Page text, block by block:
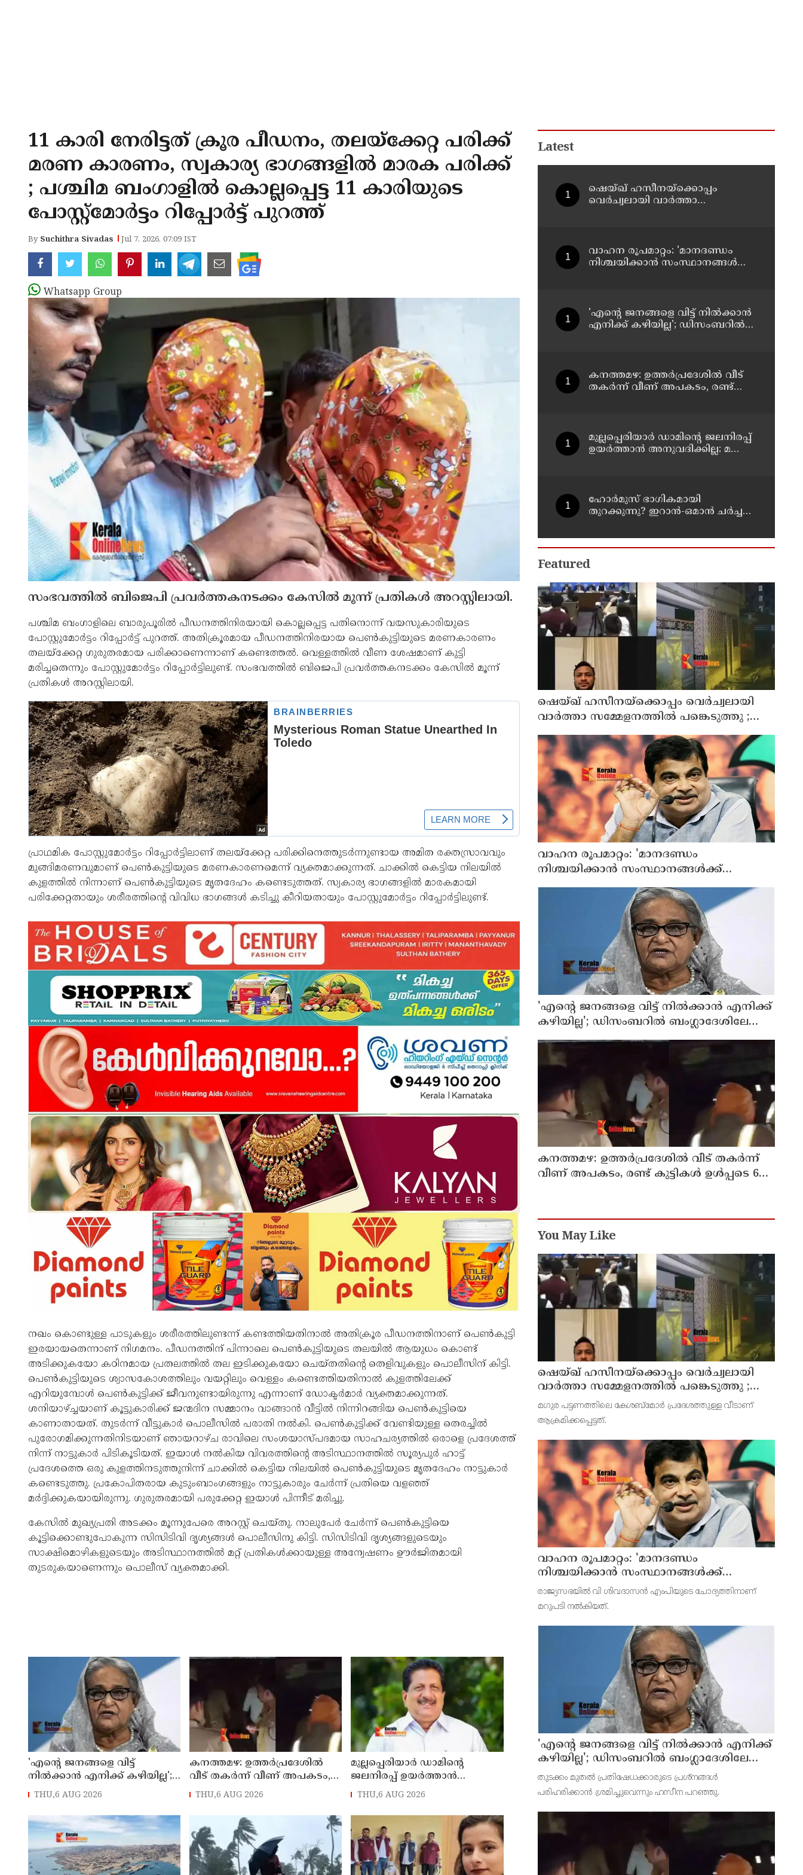
11 കാരി നേരിട്ടത് ക്രൂര പീഡനം, തലയ്‌ക്കേറ്റ പരിക്ക്
മരണ കാരണം, സ്വകാര്യ ഭാഗങ്ങളില്‍ മാരക പരിക്ക്
; പശ്ചിമ ബംഗാളില്‍ കൊല്ലപ്പെട്ട 11 കാരിയുടെ
പോസ്റ്റ്‌മോര്‍ട്ടം റിപ്പോര്‍ട്ട് പുറത്ത്
By Suchithra Sivadas Jul 7, 2026, 07:09 IST
Whatsapp Group
സംഭവത്തില്‍ ബിജെപി പ്രവര്‍ത്തകനടക്കം കേസില്‍ മൂന്ന് പ്രതികള്‍ അറസ്റ്റിലായി.
പശ്ചിമ ബംഗാളിലെ ബാരുപൂരില്‍ പീഡനത്തിനിരയായി കൊല്ലപ്പെട്ട പതിനൊന്ന് വയസുകാരിയുടെ
പോസ്റ്റുമോര്‍ട്ടം റിപ്പോര്‍ട്ട് പുറത്ത്. അതിക്രൂരമായ പീഡനത്തിനിരയായ പെണ്‍കുട്ടിയുടെ മരണകാരണം
തലയ്‌ക്കേറ്റ ഗുരുതരമായ പരിക്കാണെന്നാണ് കണ്ടെത്തല്‍. വെള്ളത്തില്‍ വീണ ശേഷമാണ് കുട്ടി
മരിച്ചതെന്നും പോസ്റ്റുമോര്‍ട്ടം റിപ്പോര്‍ട്ടിലുണ്ട്. സംഭവത്തില്‍ ബിജെപി പ്രവര്‍ത്തകനടക്കം കേസില്‍ മൂന്ന്
പ്രതികള്‍ അറസ്റ്റിലായി.
പ്രാഥമിക പോസ്റ്റുമോര്‍ട്ടം റിപ്പോര്‍ട്ടിലാണ് തലയ്‌ക്കേറ്റ പരിക്കിനെത്തുടര്‍ന്നുണ്ടായ അമിത രക്തസ്രാവവും
മുങ്ങിമരണവുമാണ് പെണ്‍കുട്ടിയുടെ മരണകാരണമെന്ന് വ്യക്തമാക്കുന്നത്. ചാക്കില്‍ കെട്ടിയ നിലയില്‍
കുളത്തില്‍ നിന്നാണ് പെണ്‍കുട്ടിയുടെ മൃതദേഹം കണ്ടെടുത്തത്. സ്വകാര്യ ഭാഗങ്ങളില്‍ മാരകമായി
പരിക്കേറ്റതായും ശരീരത്തിന്റെ വിവിധ ഭാഗങ്ങള്‍ കടിച്ചു കീറിയതായും പോസ്റ്റുമോര്‍ട്ടം റിപ്പോര്‍ട്ടിലുണ്ട്.
നഖം കൊണ്ടുള്ള പാടുകളും ശരീരത്തിലുണ്ടന്ന് കണ്ടത്തിയതിനാല്‍ അതിക്രൂര പീഡനത്തിനാണ് പെണ്‍കുട്ടി
ഇരയായതെന്നാണ് നിഗമനം. പീഡനത്തിന് പിന്നാലെ പെണ്‍കുട്ടിയുടെ തലയില്‍ ആയുധം കൊണ്ട്
അടിക്കുകയോ കഠിനമായ പ്രതലത്തില്‍ തല ഇടിക്കുകയോ ചെയ്തതിന്റെ തെളിവുകളും പൊലീസിന് കിട്ടി.
പെണ്‍കുട്ടിയുടെ ശ്വാസകോശത്തിലും വയറ്റിലും വെള്ളം കണ്ടെത്തിയതിനാല്‍ കുളത്തിലേക്ക്
എറിയുമ്പോള്‍ പെണ്‍കുട്ടിക്ക് ജീവനുണ്ടായിരുന്നു എന്നാണ് ഡോക്ടര്‍മാര്‍ വ്യക്തമാക്കുന്നത്.
ശനിയാഴ്ച്ചയാണ് കൂട്ടുകാരിക്ക് ജന്മദിന സമ്മാനം വാങ്ങാന്‍ വീട്ടില്‍ നിന്നിറങ്ങിയ പെണ്‍കുട്ടിയെ
കാണാതായത്. തുടര്‍ന്ന് വീട്ടുകാര്‍ പൊലീസില്‍ പരാതി നല്‍കി. പെണ്‍കുട്ടിക്ക് വേണ്ടിയുള്ള തെരച്ചില്‍
പുരോഗമിക്കുന്നതിനിടയാണ് ഞായറാഴ്ച രാവിലെ സംശയാസ്പദമായ സാഹചര്യത്തില്‍ ഒരാളെ പ്രദേശത്ത്
നിന്ന് നാട്ടുകാര്‍ പിടികൂടിയത്. ഇയാള്‍ നല്‍കിയ വിവരത്തിന്റെ അടിസ്ഥാനത്തില്‍ സൂര്യപുര്‍ ഹാട്ട്
പ്രദേശത്തെ ഒരു കുളത്തിനടുത്തുനിന്ന് ചാക്കില്‍ കെട്ടിയ നിലയില്‍ പെണ്‍കുട്ടിയുടെ മൃതദേഹം നാട്ടുകാര്‍
കണ്ടെടുത്തു. പ്രകോപിതരായ കുടുംബാംഗങ്ങളും നാട്ടുകാരും ചേര്‍ന്ന് പ്രതിയെ വളഞ്ഞ്
മര്‍ദ്ദിക്കുകയായിരുന്നു. ഗുരുതരമായി പരുക്കേറ്റ ഇയാള്‍ പിന്നീട് മരിച്ചു.
കേസില്‍ മുഖ്യപ്രതി അടക്കം മൂന്നുപേരെ അറസ്റ്റ് ചെയ്തു. നാലുപേര്‍ ചേര്‍ന്ന് പെണ്‍കുട്ടിയെ
കൂട്ടിക്കൊണ്ടുപോകുന്ന സിസിടിവി ദൃശ്യങ്ങള്‍ പൊലീസിനു കിട്ടി. സിസിടിവി ദൃശ്യങ്ങളുടെയും
സാക്ഷിമൊഴികളുടെയും അടിസ്ഥാനത്തില്‍ മറ്റ് പ്രതികള്‍ക്കായുള്ള അന്വേഷണം ഊര്‍ജിതമായി
തുടരുകയാണെന്നും പൊലീസ് വ്യക്തമാക്കി.
'എന്റെ ജനങ്ങളെ വിട്ട്
നില്‍ക്കാന്‍ എനിക്ക് കഴിയില്ല';
ഡിസംബറില്‍
ഷെയ്ഖ് ഹസീന
THU,6 AUG 2026
കനത്തമഴ: ഉത്തര്‍പ്രദേശില്‍
വീട് തകര്‍ന്ന് വീണ് അപകടം,
രണ്ട് കുട്ടികള്‍ ഉള്‍പ്പടെ 6
THU,6 AUG 2026
മുല്ലപ്പെരിയാര്‍ ഡാമിന്റെ
ജലനിരപ്പ് ഉയര്‍ത്താന്‍
അനുവദിക്കില്ല: മന്ത്രി മോന്‍സ്
THU,6 AUG 2026
Latest
ഷെയ്ഖ് ഹസീനയ്ക്കൊപ്പം
വെര്‍ച്വലായി വാര്‍ത്താ
എംപിയുമായിരുന്ന ഷാക്കിബ്
അല്‍ ഹസന്റെ വീടിന് നേരെ
വാഹന രൂപമാറ്റം: 'മാനദണ്ഡം
നിശ്ചയിക്കാന്‍ സംസ്ഥാനങ്ങള്‍ക്ക്
'എന്റെ ജനങ്ങളെ വിട്ട് നില്‍ക്കാന്‍
എനിക്ക് കഴിയില്ല'; ഡിസംബറില്‍
കനത്തമഴ: ഉത്തര്‍പ്രദേശില്‍ വീട്
തകര്‍ന്ന് വീണ് അപകടം, രണ്ട്
മുല്ലപ്പെരിയാര്‍ ഡാമിന്റെ ജലനിരപ്പ്
ഉയര്‍ത്താന്‍ അനുവദിക്കില്ല: മന്ത്രി
ഹോര്‍മുസ് ഭാഗികമായി
തുറക്കുന്നു? ഇറാന്‍-ഒമാന്‍ ചര്‍ച്ച
Featured
ഷെയ്ഖ് ഹസീനയ്ക്കൊപ്പം വെര്‍ച്വലായി
വാര്‍ത്താ സമ്മേളനത്തില്‍ പങ്കെടുത്തു ;
ബംഗ്ലാദേശ് ക്രിക്കറ്റ് ടീം മുന്‍ ക്യാപ്റ്റനും
അവാമി ലീഗ് എംപിയുമായിരുന്ന ഷാക്കിബ്
അല്‍ ഹസന്റെ വീടിന് നേരെ പെട്രോള്‍
ബോംബേറ്
വാഹന രൂപമാറ്റം: 'മാനദണ്ഡം
നിശ്ചയിക്കാന്‍ സംസ്ഥാനങ്ങള്‍ക്ക്
അധികാരമില്ല', കര്‍ശന വ്യവസ്ഥകളുണ്ടെന്ന്
'എന്റെ ജനങ്ങളെ വിട്ട് നില്‍ക്കാന്‍ എനിക്ക്
കഴിയില്ല'; ഡിസംബറില്‍ ബംഗ്ലാദേശിലേക്ക്
മടങ്ങുമെന്ന് ഷെയ്ഖ് ഹസീന
കനത്തമഴ: ഉത്തര്‍പ്രദേശില്‍ വീട് തകര്‍ന്ന്
വീണ് അപകടം, രണ്ട് കുട്ടികള്‍ ഉള്‍പ്പടെ 6
You May Like
ഷെയ്ഖ് ഹസീനയ്ക്കൊപ്പം വെര്‍ച്വലായി
വാര്‍ത്താ സമ്മേളനത്തില്‍ പങ്കെടുത്തു ;
ബംഗ്ലാദേശ് ക്രിക്കറ്റ് ടീം മുന്‍ ക്യാപ്റ്റനും
അവാമി ലീഗ് എംപിയുമായിരുന്ന ഷാക്കിബ്
അല്‍ ഹസന്റെ വീടിന് നേരെ പെട്രോള്‍
ബോംബേറ്
മഗുര പട്ടണത്തിലെ കേശബ്മോര്‍ പ്രദേശത്തുള്ള വീടാണ്
ആക്രമിക്കപ്പെട്ടത്.
വാഹന രൂപമാറ്റം: 'മാനദണ്ഡം
നിശ്ചയിക്കാന്‍ സംസ്ഥാനങ്ങള്‍ക്ക്
അധികാരമില്ല', കര്‍ശന വ്യവസ്ഥകളുണ്ടെന്ന്
നിതിന്‍ ഗഡ്കരി
രാജ്യസഭയില്‍ വി ശിവദാസന്‍ എംപിയുടെ ചോദ്യത്തിനാണ്
മറുപടി നല്‍കിയത്.
'എന്റെ ജനങ്ങളെ വിട്ട് നില്‍ക്കാന്‍ എനിക്ക്
കഴിയില്ല'; ഡിസംബറില്‍ ബംഗ്ലാദേശിലേക്ക്
മടങ്ങുമെന്ന് ഷെയ്ഖ് ഹസീന
തുടക്കം മുതല്‍ പ്രതിഷേധക്കാരുടെ പ്രശ്നങ്ങള്‍
പരിഹരിക്കാന്‍ ശ്രമിച്ചുവെന്നും ഹസീന പറഞ്ഞു.